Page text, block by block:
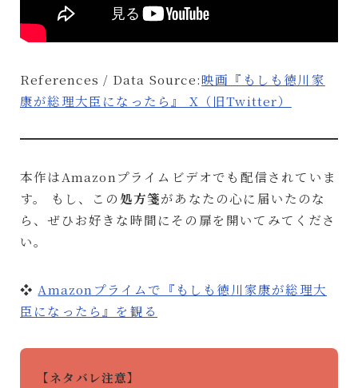
References / Data Source:映画『もしも徳川家
康が総理大臣になったら』 X（旧Twitter）
本作はAmazonプライムビデオでも配信されていま
す。 もし、この 処方箋があなたの心に届いたのな
ら、ぜひお好きな時間にその扉を開いてみてくださ
い。
❖ Amazonプライムで『もしも徳川家康が総理大
臣になったら』を観る
【ネタバレ注意】